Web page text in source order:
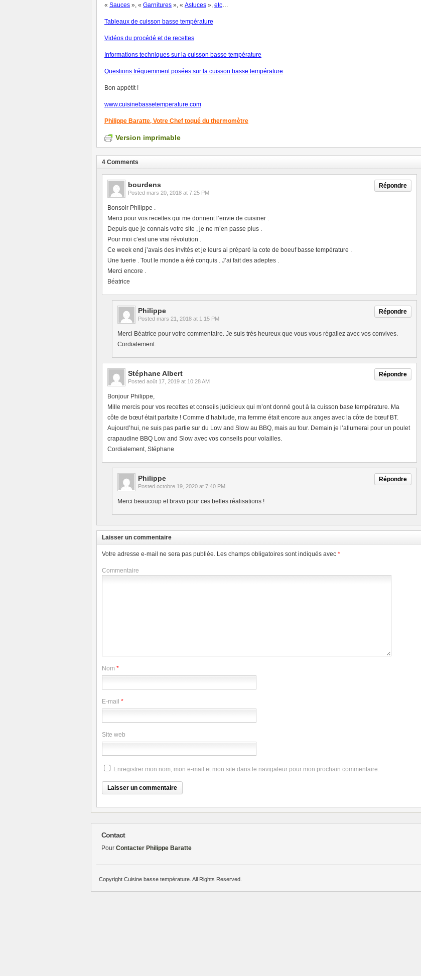
« Sauces », « Garnitures », « Astuces », etc…
Tableaux de cuisson basse température
Vidéos du procédé et de recettes
Informations techniques sur la cuisson basse température
Questions fréquemment posées sur la cuisson basse température
Bon appétit !
www.cuisinebassetemperature.com
Philippe Baratte, Votre Chef toqué du thermomètre
Version imprimable
4 Comments
Répondre
bourdens
Posted mars 20, 2018 at 7:25 PM
Bonsoir Philippe .
Merci pour vos recettes qui me donnent l’envie de cuisiner .
Depuis que je connais votre site , je ne m’en passe plus .
Pour moi c’est une vrai révolution .
Ce week end j’avais des invités et je leurs ai préparé la cote de boeuf basse température .
Une tuerie . Tout le monde a été conquis . J’ai fait des adeptes .
Merci encore .
Béatrice
Répondre
Philippe
Posted mars 21, 2018 at 1:15 PM
Merci Béatrice pour votre commentaire. Je suis très heureux que vous vous régaliez avec vos convives.
Cordialement.
Répondre
Stéphane Albert
Posted août 17, 2019 at 10:28 AM
Bonjour Philippe,
Mille mercis pour vos recettes et conseils judicieux qui m’ont donné gout à la cuisson base température. Ma
côte de bœuf était parfaite ! Comme d’habitude, ma femme était encore aux anges avec la côte de bœuf BT.
Aujourd’hui, ne suis pas partie sur du Low and Slow au BBQ, mais au four. Demain je l’allumerai pour un poulet
crapaudine BBQ Low and Slow avec vos conseils pour volailles.
Cordialement, Stéphane
Répondre
Philippe
Posted octobre 19, 2020 at 7:40 PM
Merci beaucoup et bravo pour ces belles réalisations !
Laisser un commentaire
Votre adresse e-mail ne sera pas publiée. Les champs obligatoires sont indiqués avec *
Commentaire
Nom *
E-mail *
Site web
Enregistrer mon nom, mon e-mail et mon site dans le navigateur pour mon prochain commentaire.
Contact
Pour Contacter Philippe Baratte
Copyright Cuisine basse température. All Rights Reserved.